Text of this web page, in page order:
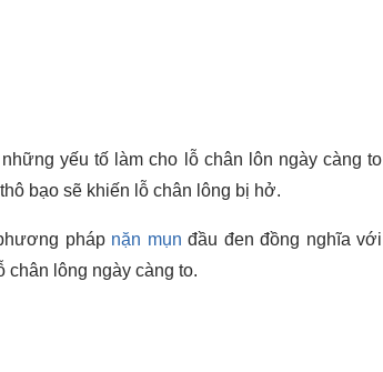
yếu tố làm cho lỗ chân lôn ngày càng to
bạo sẽ khiến lỗ chân lông bị hở.
phápnặn mụnđầu đen đồng nghĩa với
chân lông ngày càng to.